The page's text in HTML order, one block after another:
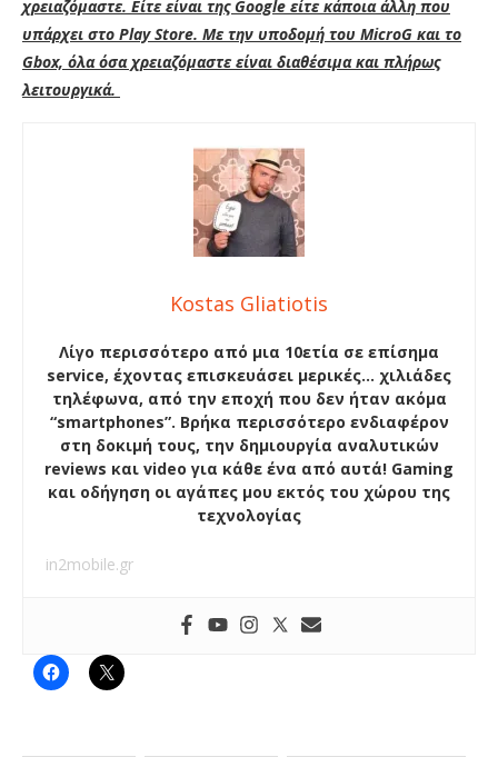
χρειαζόμαστε. Είτε είναι της Google είτε κάποια άλλη που
υπάρχει στο Play Store. Με την υποδομή του MicroG και το
Gbox, όλα όσα χρειαζόμαστε είναι διαθέσιμα και πλήρως
λειτουργικά.
Kostas Gliatiotis
Λίγο περισσότερο από μια 10ετία σε επίσημα
service, έχοντας επισκευάσει μερικές… χιλιάδες
τηλέφωνα, από την εποχή που δεν ήταν ακόμα
“smartphones”. Βρήκα περισσότερο ενδιαφέρον
στη δοκιμή τους, την δημιουργία αναλυτικών
reviews και video για κάθε ένα από αυτά! Gaming
και οδήγηση οι αγάπες μου εκτός του χώρου της
τεχνολογίας
in2mobile.gr